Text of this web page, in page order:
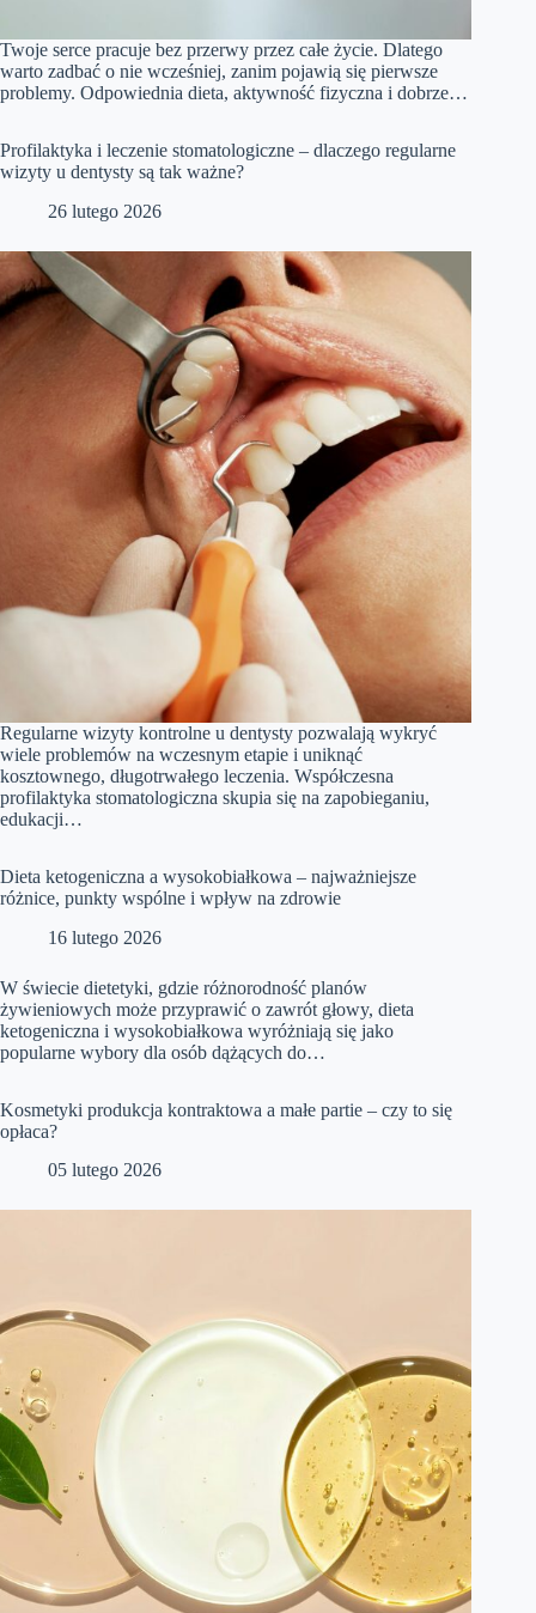
Twoje serce pracuje bez przerwy przez całe życie. Dlatego
warto zadbać o nie wcześniej, zanim pojawią się pierwsze
problemy. Odpowiednia dieta, aktywność fizyczna i dobrze…
Profilaktyka i leczenie stomatologiczne – dlaczego regularne
wizyty u dentysty są tak ważne?
26 lutego 2026
Regularne wizyty kontrolne u dentysty pozwalają wykryć
wiele problemów na wczesnym etapie i uniknąć
kosztownego, długotrwałego leczenia. Współczesna
profilaktyka stomatologiczna skupia się na zapobieganiu,
edukacji…
Dieta ketogeniczna a wysokobiałkowa – najważniejsze
różnice, punkty wspólne i wpływ na zdrowie
16 lutego 2026
W świecie dietetyki, gdzie różnorodność planów
żywieniowych może przyprawić o zawrót głowy, dieta
ketogeniczna i wysokobiałkowa wyróżniają się jako
popularne wybory dla osób dążących do…
Kosmetyki produkcja kontraktowa a małe partie – czy to się
opłaca?
05 lutego 2026